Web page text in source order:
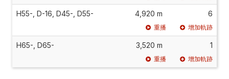
H55-, D-16, D45-, D55- 4,920 m 6
重播 增加軌跡
H65-, D65- 3,520 m 1
重播 增加軌跡